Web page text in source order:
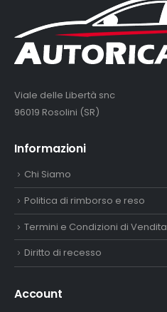
Viale delle Libertà snc
96019 Rosolini (SR)
Informazioni
Chi Siamo
Politica di rimborso e reso
Termini e Condizioni di Vendita
Diritto di recesso
Account